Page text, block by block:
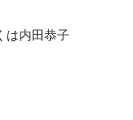
は内田恭子